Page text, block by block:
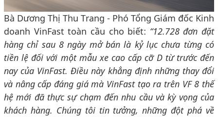
Bà Dương Thị Thu Trang - Phó Tổng Giám đốc Kinh
doanh VinFast toàn cầu cho biết: “12.728 đơn đặt
hàng chỉ sau 8 ngày mở bán là kỷ lục chưa từng có
tiền lệ đối với một mẫu xe cao cấp cỡ D từ trước đến
nay của VinFast. Điều này khẳng định những thay đổi
và nâng cấp đáng giá mà VinFast tạo ra trên VF 8 thế
hệ mới đã thực sự chạm đến nhu cầu và kỳ vọng của
khách hàng. Chúng tôi tin tưởng, những đột phá về